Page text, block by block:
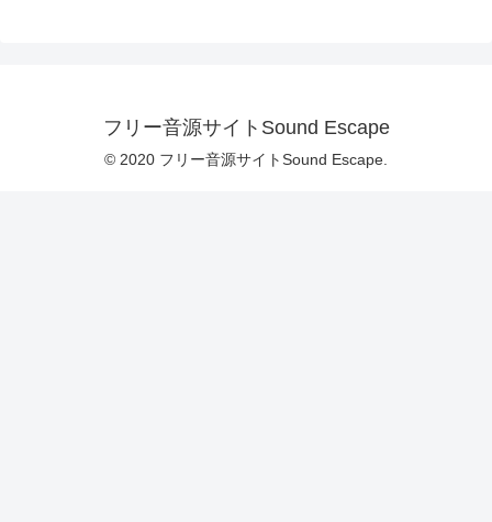
フリー音源サイトSound Escape
© 2020 フリー音源サイトSound Escape.